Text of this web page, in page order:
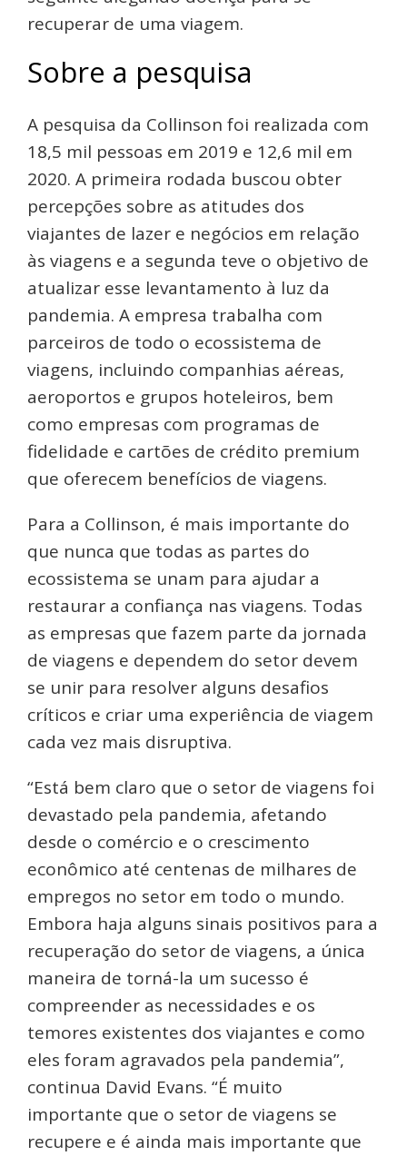
recuperar de uma viagem.
Sobre a pesquisa
A pesquisa da Collinson foi realizada com
18,5 mil pessoas em 2019 e 12,6 mil em
2020. A primeira rodada buscou obter
percepções sobre as atitudes dos
viajantes de lazer e negócios em relação
às viagens e a segunda teve o objetivo de
atualizar esse levantamento à luz da
pandemia. A empresa trabalha com
parceiros de todo o ecossistema de
viagens, incluindo companhias aéreas,
aeroportos e grupos hoteleiros, bem
como empresas com programas de
fidelidade e cartões de crédito premium
que oferecem benefícios de viagens.
Para a Collinson, é mais importante do
que nunca que todas as partes do
ecossistema se unam para ajudar a
restaurar a confiança nas viagens. Todas
as empresas que fazem parte da jornada
de viagens e dependem do setor devem
se unir para resolver alguns desafios
críticos e criar uma experiência de viagem
cada vez mais disruptiva.
“Está bem claro que o setor de viagens foi
devastado pela pandemia, afetando
desde o comércio e o crescimento
econômico até centenas de milhares de
empregos no setor em todo o mundo.
Embora haja alguns sinais positivos para a
recuperação do setor de viagens, a única
maneira de torná-la um sucesso é
compreender as necessidades e os
temores existentes dos viajantes e como
eles foram agravados pela pandemia”,
continua David Evans. “É muito
importante que o setor de viagens se
recupere e é ainda mais importante que